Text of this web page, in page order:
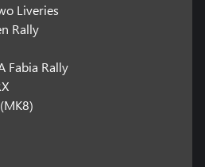
Liveries
Rally
Fabia Rally